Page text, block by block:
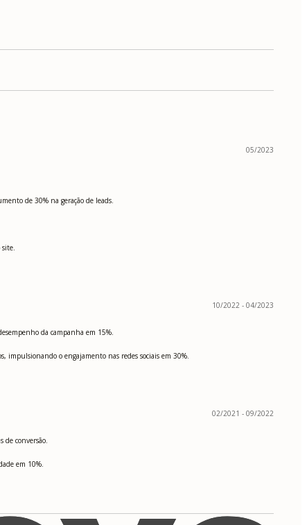
05/2023
de 30% na geração de leads.
10/2022 - 04/2023
da campanha em 15%.
impulsionando o engajamento nas redes sociais em 30%.
02/2021 - 09/2022
de conversão.
em 10%.